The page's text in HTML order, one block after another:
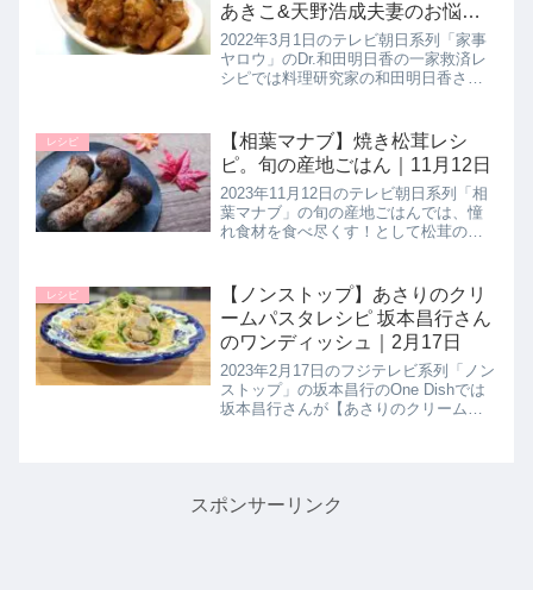
あきこ&天野浩成夫妻のお悩み
解決レシピ｜3月1日
2022年3月1日のテレビ朝日系列「家事
ヤロウ」のDr.和田明日香の一家救済レ
シピでは料理研究家の和田明日香さん
った美味しいレシピ」というお悩みを
解決させるべく【ポン酢でア...
レシピ
【相葉マナブ】焼き松茸レシ
ピ。旬の産地ごはん｜11月12日
2023年11月12日のテレビ朝日系列「相
葉マナブ」の旬の産地ごはんでは、憧
れ食材を食べ尽くす！として松茸の美
作った【焼き松茸】の作り方を詳しく
紹介します。>>相葉マナブ記...
レシピ
【ノンストップ】あさりのクリ
ームパスタレシピ 坂本昌行さん
のワンディッシュ｜2月17日
2023年2月17日のフジテレビ系列「ノン
ストップ」の坂本昌行のOne Dishでは
坂本昌行さんが【あさりのクリームパ
スポンサーリンク